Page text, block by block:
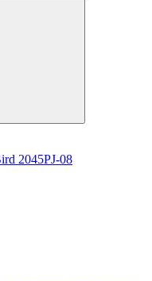
2045PJ-08